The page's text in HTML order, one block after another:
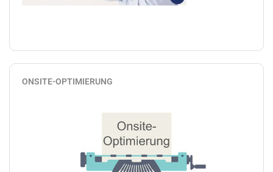
ONSITE-OPTIMIERUNG